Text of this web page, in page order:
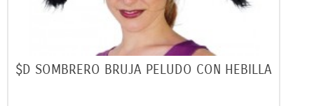
$D SOMBRERO BRUJA PELUDO CON HEBILLA